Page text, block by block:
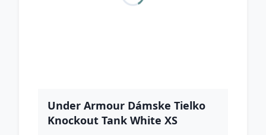
Under Armour Dámske Tielko
Knockout Tank White XS